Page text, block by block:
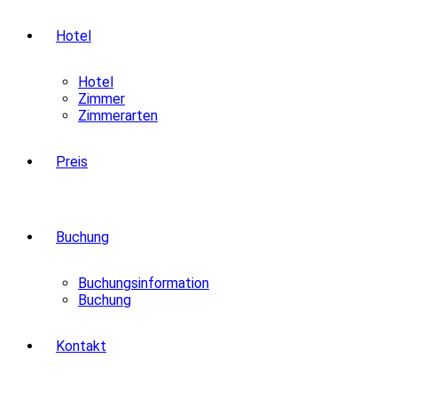
Hotel
Hotel
Zimmer
Zimmerarten
Preis
Buchung
Buchungsinformation
Buchung
Kontakt